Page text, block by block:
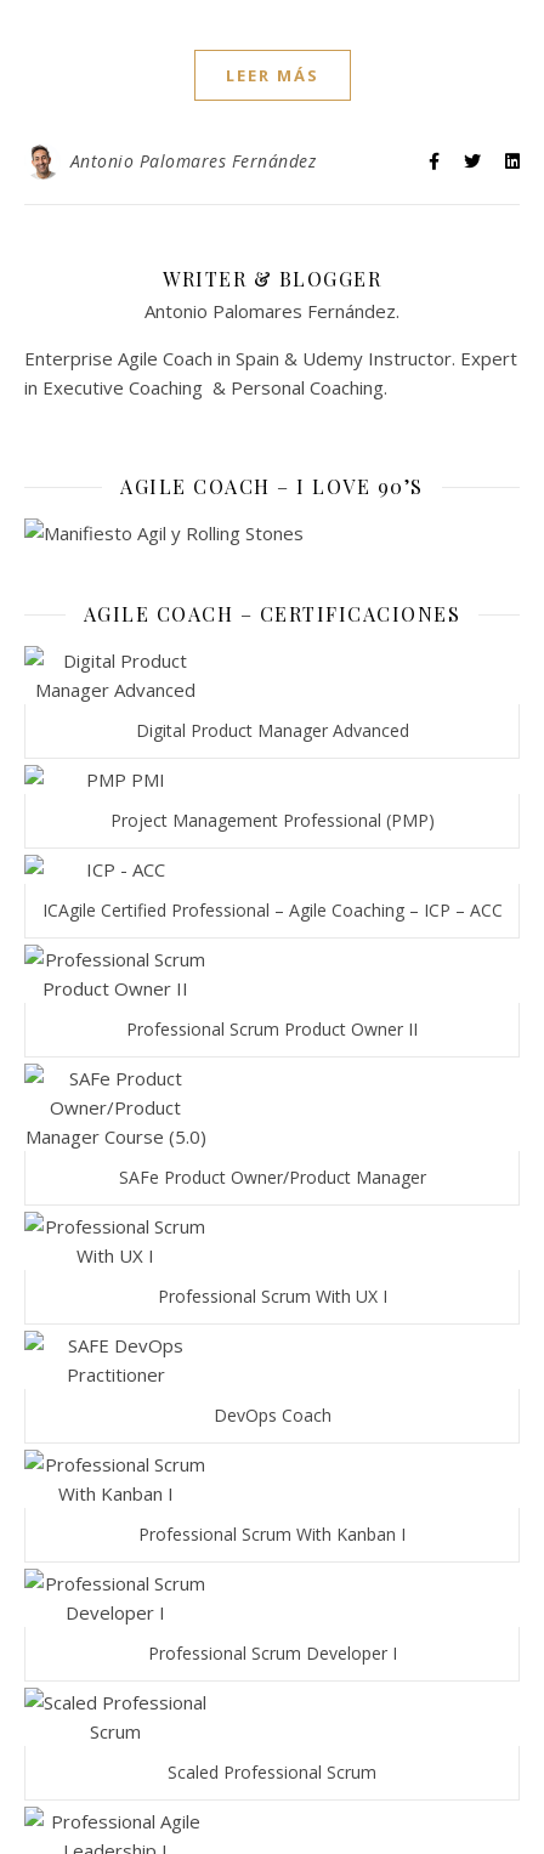
LEER MÁS
Antonio Palomares Fernández
WRITER & BLOGGER
Antonio Palomares Fernández.
Enterprise Agile Coach in Spain & Udemy Instructor. Expert
in Executive Coaching & Personal Coaching.
AGILE COACH – I LOVE 90’S
AGILE COACH – CERTIFICACIONES
Digital Product Manager Advanced
Project Management Professional (PMP)
ICAgile Certified Professional – Agile Coaching – ICP – ACC
Professional Scrum Product Owner II
SAFe Product Owner/Product Manager
Professional Scrum With UX I
DevOps Coach
Professional Scrum With Kanban I
Professional Scrum Developer I
Scaled Professional Scrum